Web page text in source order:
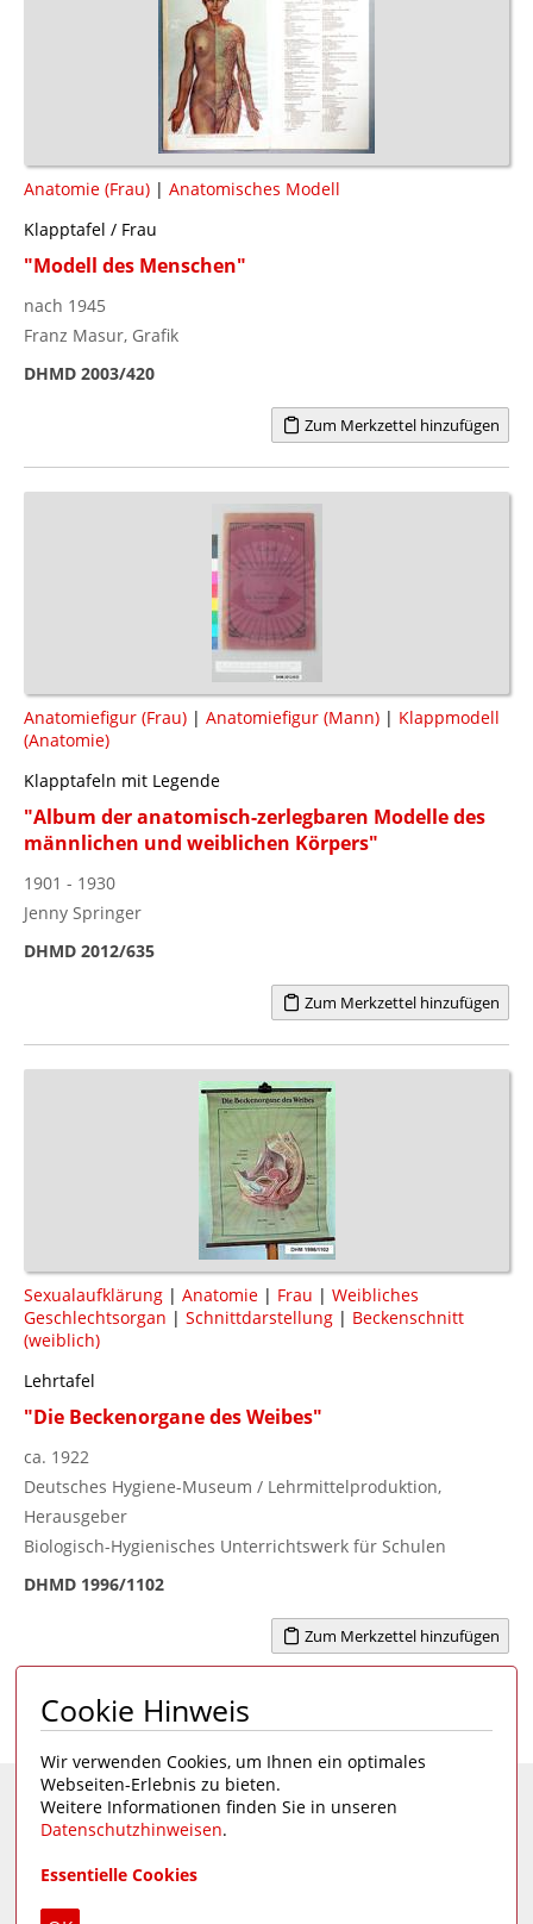
Anatomie (Frau) | Anatomisches Modell
Klapptafel / Frau
"Modell des Menschen"
nach 1945
Franz Masur, Grafik
DHMD 2003/420
Zum Merkzettel hinzufügen
Anatomiefigur (Frau) | Anatomiefigur (Mann) | Klappmodell
(Anatomie)
Klapptafeln mit Legende
"Album der anatomisch-zerlegbaren Modelle des
männlichen und weiblichen Körpers"
1901 - 1930
Jenny Springer
DHMD 2012/635
Zum Merkzettel hinzufügen
Sexualaufklärung | Anatomie | Frau | Weibliches
Geschlechtsorgan | Schnittdarstellung | Beckenschnitt
(weiblich)
Lehrtafel
"Die Beckenorgane des Weibes"
ca. 1922
Deutsches Hygiene-Museum / Lehrmittelproduktion,
Herausgeber
Biologisch-Hygienisches Unterrichtswerk für Schulen
DHMD 1996/1102
Zum Merkzettel hinzufügen
Seite 1 von 1 1
Eine Seite desDeutschen Hygiene-Museums
Cookie Hinweis
Wir verwenden Cookies, um Ihnen ein optimales
Webseiten-Erlebnis zu bieten.
Weitere Informationen finden Sie in unseren
Datenschutzhinweisen.
Essentielle Cookies